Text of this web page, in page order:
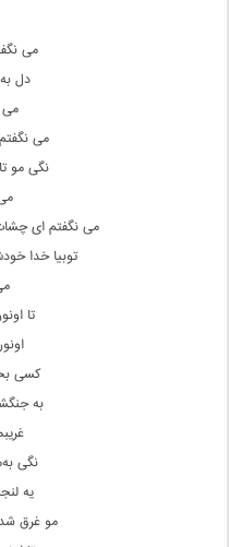
می
دل
می
می
نگی مو
می نگفتم ای
توبیا خدا
تا
کسی
به
نگی
یه
مو غرق